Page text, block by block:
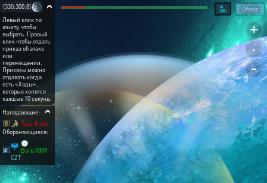
+
.
-
Обзор
[330:300:8]
Левый клик по
юниту, чтобы
выбрать. Правый
клик чтобы отдать
приказ об атаке
или
перемещении.
Приказы можно
отдавать когда
есть «Ходы»,
которые копятся
каждые 10 секунд.
Нападающие:
Toss-Kosh
Обороняющиеся:
🕞
Boris1009
CZT